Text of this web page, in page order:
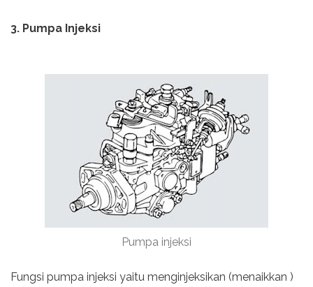
3. Pumpa Injeksi
Pumpa injeksi
Fungsi pumpa injeksi yaitu menginjeksikan (menaikkan )